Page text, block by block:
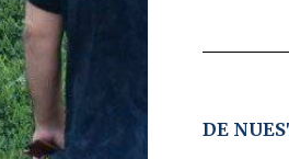
DE